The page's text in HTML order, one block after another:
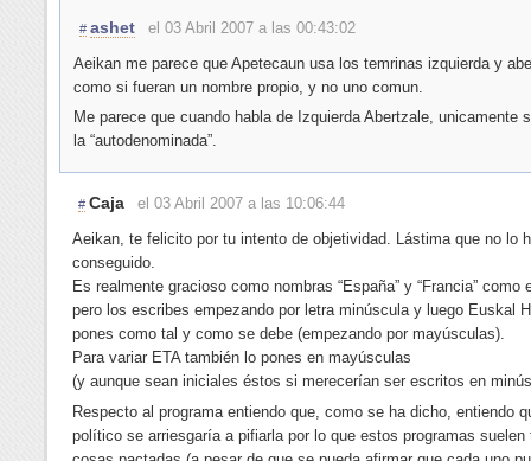
# ashet
el 03 Abril 2007 a las 00:43:02
Aeikan me parece que Apetecaun usa los temrinas izquierda y
como si fueran un nombre propio, y no uno comun.
Me parece que cuando habla de Izquierda Abertzale, unicamente
la “autodenominada”.
# Caja
el 03 Abril 2007 a las 10:06:44
Aeikan, te felicito por tu intento de objetividad. Lástima que no lo
conseguido.
Es realmente gracioso como nombras “España” y “Francia” como
pero los escribes empezando por letra minúscula y luego Euskal
pones como tal y como se debe (empezando por mayúsculas).
Para variar ETA también lo pones en mayúsculas
(y aunque sean iniciales éstos si merecerían ser escritos en
Respecto al programa entiendo que, como se ha dicho, entiendo
político se arriesgaría a pifiarla por lo que estos programas suelen